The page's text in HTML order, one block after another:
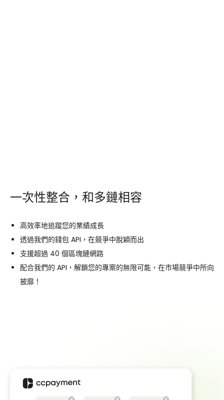
一次性整合，和多鏈相容
高效率地追蹤您的業績成長
透過我們的錢包 API，在競爭中脫穎而出
支援超過 40 個區塊鏈網路
配合我們的 API，解鎖您的專案的無限可能，在市場競爭中所向
披靡！